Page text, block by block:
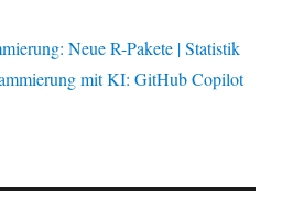
Neue R-Pakete | Statistik
mit KI: GitHub Copilot